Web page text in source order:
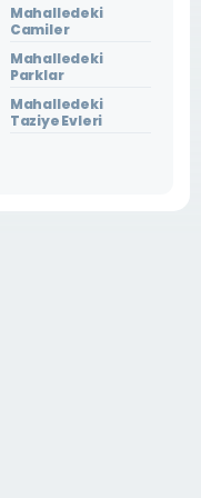
Mahalledeki
Camiler
Mahalledeki
Parklar
Mahalledeki
Taziye Evleri